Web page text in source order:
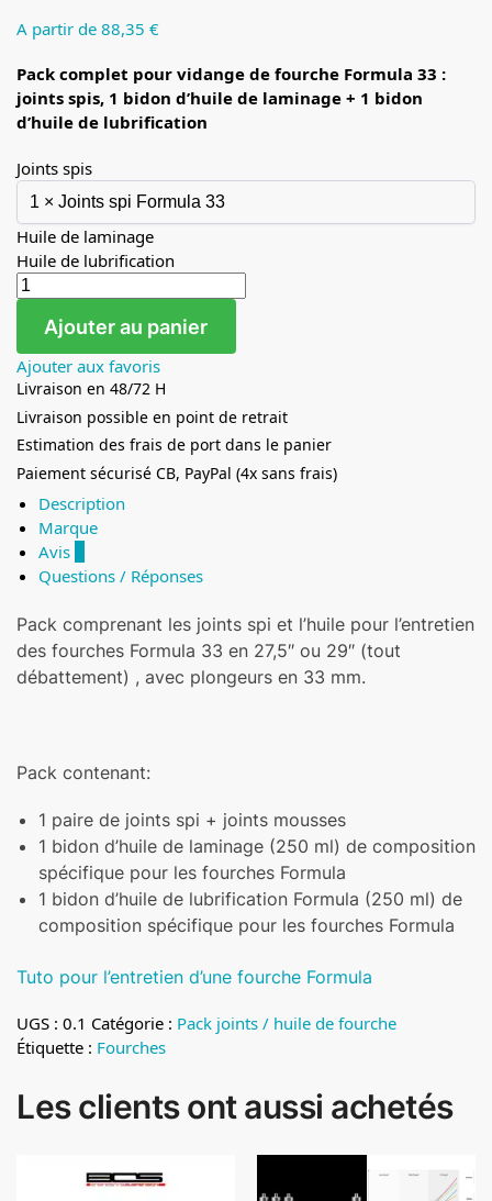
A partir de 88,35 €
Pack complet pour vidange de fourche Formula 33 :
joints spis, 1 bidon d’huile de laminage + 1 bidon
d’huile de lubrification
Joints spis
Huile de laminage
Huile de lubrification
Ajouter au panier
Ajouter aux favoris
Livraison en 48/72 H
Livraison possible en point de retrait
Estimation des frais de port dans le panier
Paiement sécurisé CB, PayPal (4x sans frais)
Description
Marque
Avis
Questions / Réponses
Pack comprenant les joints spi et l’huile pour l’entretien
des fourches Formula 33 en 27,5″ ou 29″ (tout
débattement) , avec plongeurs en 33 mm.
Pack contenant:
1 paire de joints spi + joints mousses
1 bidon d’huile de laminage (250 ml) de composition
spécifique pour les fourches Formula
1 bidon d’huile de lubrification Formula (250 ml) de
composition spécifique pour les fourches Formula
Tuto pour l’entretien d’une fourche Formula
UGS : 0.1 Catégorie : Pack joints / huile de fourche
Étiquette : Fourches
Les clients ont aussi achetés